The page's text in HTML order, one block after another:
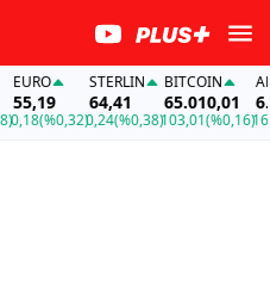
(%0,32)
STERLIN
64,41
0,24(%0,38)
BITCOIN
65.010,01
103,01(%0,16)
ALTIN
167,96